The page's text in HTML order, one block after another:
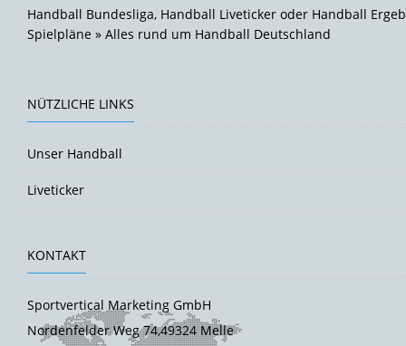
Handball Bundesliga, Handball Liveticker oder Handball
Spielpläne » Alles rund um Handball Deutschland
NÜTZLICHE LINKS
Unser Handball
Liveticker
KONTAKT
Sportvertical Marketing GmbH
Nordenfelder Weg 74,49324 Melle